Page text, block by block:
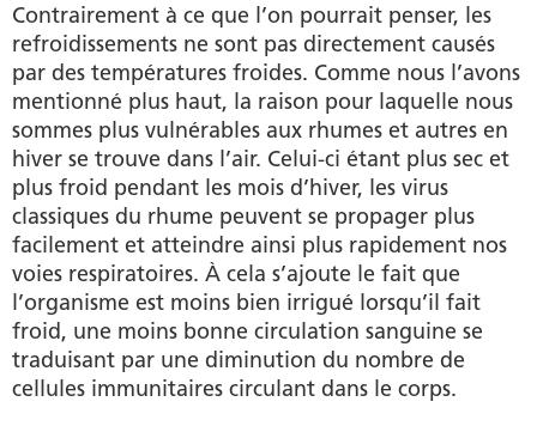
Remèdes maison contre le nez bouché
Produits
Auteur
Contrairement à ce que l’on pourrait penser, les
refroidissements ne sont pas directement causés
par des températures froides. Comme nous l’avons
mentionné plus haut, la raison pour laquelle nous
sommes plus vulnérables aux rhumes et autres en
hiver se trouve dans l’air. Celui-ci étant plus sec et
plus froid pendant les mois d’hiver, les virus
classiques du rhume peuvent se propager plus
facilement et atteindre ainsi plus rapidement nos
voies respiratoires. À cela s’ajoute le fait que
l’organisme est moins bien irrigué lorsqu’il fait
froid, une moins bonne circulation sanguine se
traduisant par une diminution du nombre de
cellules immunitaires circulant dans le corps.